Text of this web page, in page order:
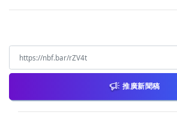
推廣新聞稿